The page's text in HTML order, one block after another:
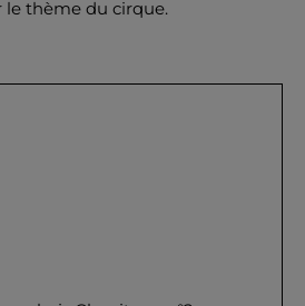
le thème du cirque.